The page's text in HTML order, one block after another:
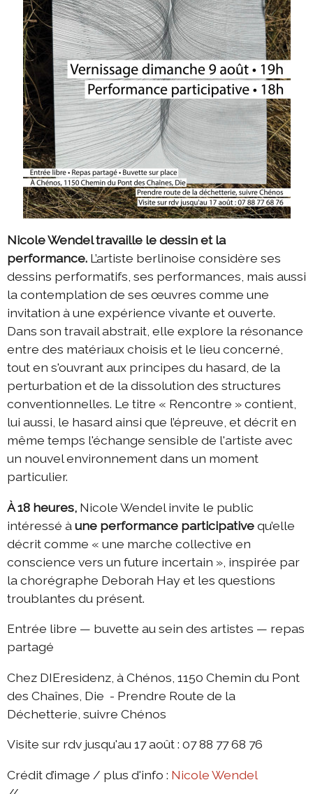
Nicole Wendel travaille le dessin et la
performance. L’artiste berlinoise considère ses
dessins performatifs, ses performances, mais aussi
la contemplation de ses œuvres comme une
invitation à une expérience vivante et ouverte.
Dans son travail abstrait, elle explore la résonance
entre des matériaux choisis et le lieu concerné,
tout en s'ouvrant aux principes du hasard, de la
perturbation et de la dissolution des structures
conventionnelles. Le titre « Rencontre » contient,
lui aussi, le hasard ainsi que l’épreuve, et décrit en
même temps l'échange sensible de l'artiste avec
un nouvel environnement dans un moment
particulier.
À 18 heures, Nicole Wendel invite le public
intéressé àune performance participativequ’elle
décrit comme « une marche collective en
conscience vers un future incertain », inspirée par
la chorégraphe Deborah Hay et les questions
troublantes du présent.
Entrée libre — buvette au sein des artistes — repas
partagé
Chez DIEresidenz, à Chénos, 1150 Chemin du Pont
des Chaînes, Die - Prendre Route de la
Déchetterie, suivre Chénos
Visite sur rdv jusqu'au 17 août : 07 88 77 68 76
Crédit d’image / plus d'info : Nicole Wendel